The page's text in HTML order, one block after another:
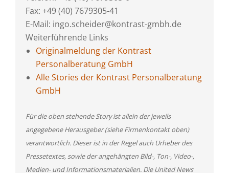
Fax: +49 (40) 7679305-41
E-Mail: ingo.scheider@kontrast-gmbh.de
Weiterführende Links
Originalmeldung der Kontrast
Personalberatung GmbH
Alle Stories der Kontrast Personalberatung
GmbH
Für die oben stehende Story ist allein der jeweils
angegebene Herausgeber (siehe Firmenkontakt oben)
verantwortlich. Dieser ist in der Regel auch Urheber des
Pressetextes, sowie der angehängten Bild-, Ton-, Video-,
Medien- und Informationsmaterialien. Die United News